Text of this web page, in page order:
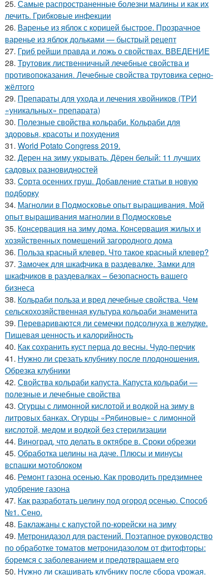
25. Самые распространенные болезни малины и как их
лечить. Грибковые инфекции
26. Варенье из яблок с корицей быстрое. Прозрачное
варенье из яблок дольками — быстрый рецепт
27. Гриб рейши правда и ложь о свойствах. ВВЕДЕНИЕ
28. Трутовик лиственничный лечебные свойства и
противопоказания. Лечебные свойства трутовика серно-
жёлтого
29. Препараты для ухода и лечения хвойников (ТРИ
«уникальных» препарата)
30. Полезные свойства кольраби. Кольраби для
здоровья, красоты и похудения
31. World Potato Congress 2019.
32. Дерен на зиму укрывать. Дёрен белый: 11 лучших
садовых разновидностей
33. Сорта осенних груш. Добавление статьи в новую
подборку
34. Магнолии в Подмосковье опыт выращивания. Мой
опыт выращивания магнолии в Подмосковье
35. Консервация на зиму дома. Консервация жилых и
хозяйственных помещений загородного дома
36. Польза красный клевер. Что такое красный клевер?
37. Замочек для шкафчика в раздевалке. Замки для
шкафчиков в раздевалках – безопасность вашего
бизнеса
38. Кольраби польза и вред лечебные свойства. Чем
сельскохозяйственная культура кольраби знаменита
39. Перевариваются ли семечки подсолнуха в желудке.
Пищевая ценность и калорийность
40. Как сохранить куст перца до весны. Чудо-перчик
41. Нужно ли срезать клубнику после плодоношения.
Обрезка клубники
42. Свойства кольраби капуста. Капуста кольраби —
полезные и лечебные свойства
43. Огурцы с лимонной кислотой и водкой на зиму в
литровых банках. Огурцы «Рябиновые» с лимонной
кислотой, медом и водкой без стерилизации
44. Виноград, что делать в октябре в. Сроки обрезки
45. Обработка целины на даче. Плюсы и минусы
вспашки мотоблоком
46. Ремонт газона осенью. Как проводить предзимнее
удобрение газона
47. Как разработать целину под огород осенью. Способ
№1. Сено.
48. Баклажаны с капустой по-корейски на зиму
49. Метронидазол для растений. Поэтапное руководство
по обработке томатов метронидазолом от фитофторы:
боремся с заболеванием и предотвращаем его
50. Нужно ли скашивать клубнику после сбора урожая.